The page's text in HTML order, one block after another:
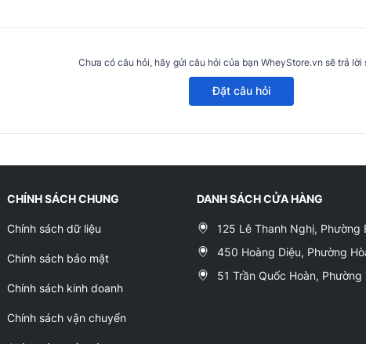
Chưa có câu hỏi, hãy gửi câu hỏi của bạn WheyStore.vn sẽ trả lời
Đặt câu hỏi
CHÍNH SÁCH CHUNG
Chính sách dữ liệu
Chính sách bảo mật
Chính sách kinh doanh
Chính sách vận chuyển
DANH SÁCH CỬA HÀNG
125 Lê Thanh Nghị, Phường
450 Hoàng Diệu, Phường
51 Trần Quốc Hoàn,